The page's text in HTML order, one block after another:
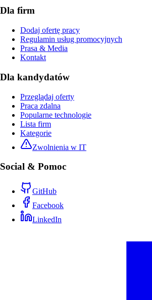
Dla firm
Dodaj ofertę pracy
Regulamin usług promocyjnych
Prasa & Media
Kontakt
Dla kandydatów
Przeglądaj oferty
Praca zdalna
Popularne technologie
Lista firm
Kategorie
Zwolnienia w IT
Social & Pomoc
GitHub
Facebook
LinkedIn